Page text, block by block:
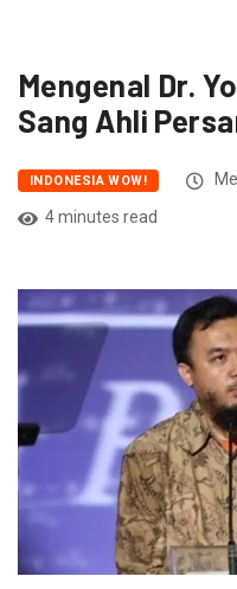
Mengenal Dr.
Sang Ahli
INDONESIA WOW!
4 minutes read